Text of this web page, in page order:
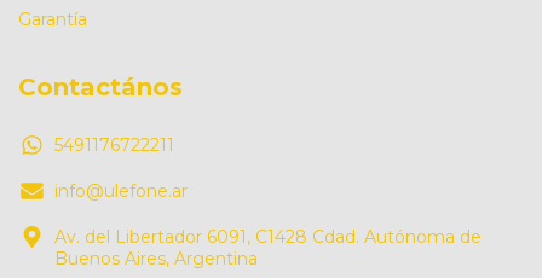
Garantía
Contactános
5491176722211
info@ulefone.ar
Av. del Libertador 6091, C1428 Cdad. Autónoma de
Buenos Aires, Argentina